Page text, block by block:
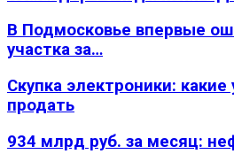
В Подмосковье впервые
участка за…
Скупка электроники:
продать
934 млрд руб. за месяц: